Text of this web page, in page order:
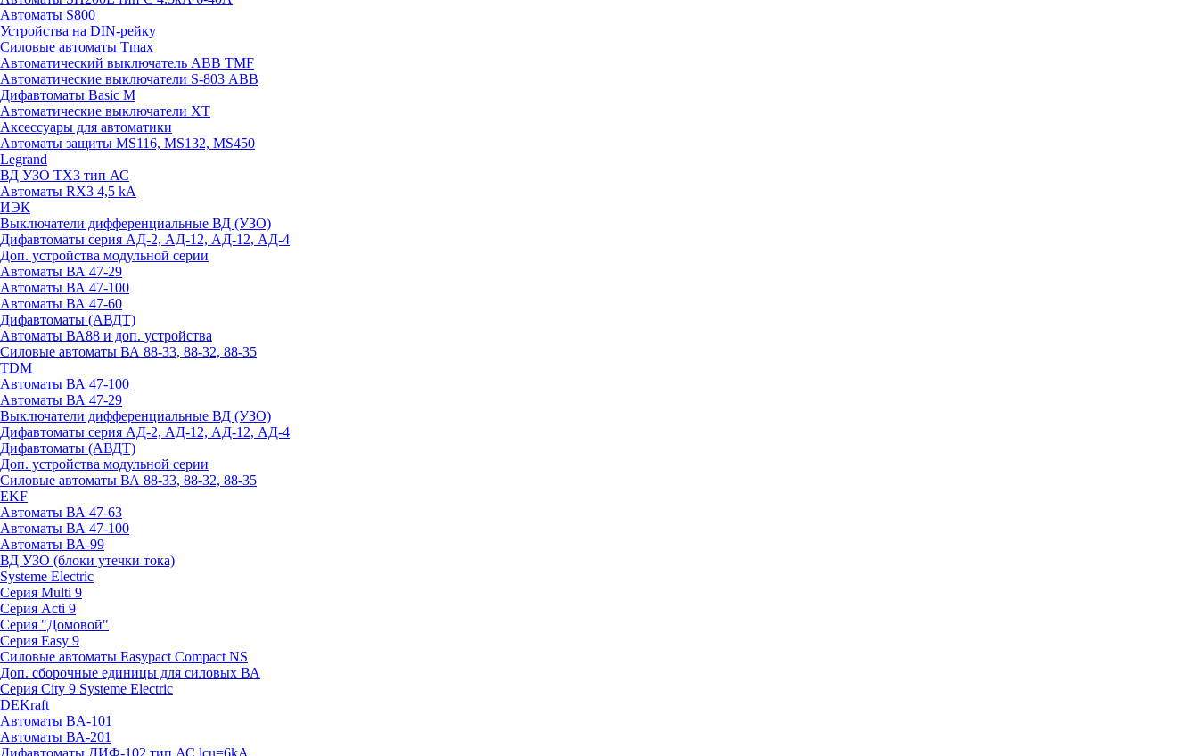
Автоматы S800
Устройства на DIN-рейку
Силовые автоматы Tmax
Автоматический выключатель ABB TMF
Автоматические выключатели S-803 АВВ
Дифавтоматы Basic M
Автоматические выключатели XT
Аксессуары для автоматики
Автоматы защиты MS116, MS132, MS450
Legrand
ВД УЗО TX3 тип АС
Автоматы RX3 4,5 kA
ИЭК
Выключатели дифференциальные ВД (УЗО)
Дифавтоматы серия АД-2, АД-12, АД-12, АД-4
Доп. устройства модульной серии
Автоматы ВА 47-29
Автоматы ВА 47-100
Автоматы ВА 47-60
Дифавтоматы (АВДТ)
Автоматы ВА88 и доп. устройства
Силовые автоматы ВА 88-33, 88-32, 88-35
TDM
Автоматы ВА 47-100
Автоматы ВА 47-29
Выключатели дифференциальные ВД (УЗО)
Дифавтоматы серия АД-2, АД-12, АД-12, АД-4
Дифавтоматы (АВДТ)
Доп. устройства модульной серии
Силовые автоматы ВА 88-33, 88-32, 88-35
EKF
Автоматы ВА 47-63
Автоматы ВА 47-100
Автоматы ВА-99
ВД УЗО (блоки утечки тока)
Systeme Electric
Серия Multi 9
Серия Acti 9
Серия "Домовой"
Серия Easy 9
Силовые автоматы Easypact Compact NS
Доп. сборочные единицы для силовых ВА
Серия City 9 Systeme Electric
DEKraft
Автоматы BA-101
Автоматы ВА-201
Дифавтоматы ДИФ-102 тип АС lcu=6kA